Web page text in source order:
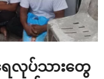
ေလုပ်သားတွေ